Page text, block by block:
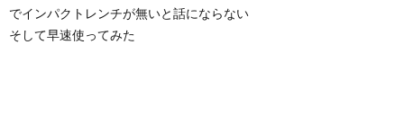
でインパクトレンチが無いと話にならない
そして早速使ってみた